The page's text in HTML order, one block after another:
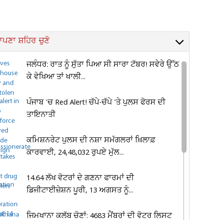
ਸ਼ਹਿਰ ਚੁਣੋ
ਜਲੰਧਰ: ਰਾਤ ਨੂੰ ਸੁੱਤਾ ਪਿਆ ਸੀ ਸਾਰਾ ਟੱਬਰ! ਸਵੇਰੇ ਉੱਠ
ਕੇ ਵੇਖਿਆ ਤਾਂ ਖਾਲੀ...
ਪੰਜਾਬ 'ਚ Red Alert! ਚੱਪੇ-ਚੱਪੇ 'ਤੇ ਪੁਲਸ ਫੋਰਸ ਦੀ
ਤਾਇਨਾਤੀ
ਕਮਿਸ਼ਨਰੇਟ ਪੁਲਸ ਦੀ ਨਸ਼ਾ ਸਮੱਗਲਰਾਂ ਖ਼ਿਲਾਫ਼
ਕਾਰਵਾਈ, 24,48,032 ਰੁਪਏ ਮੁੱਲ...
14.64 ਲੱਖ ਵੋਟਰਾਂ ਦੇ ਗਣਨਾ ਫਾਰਮਾਂ ਦੀ
ਡਿਜੀਟਾਈਜ਼ੇਸ਼ਨ ਪੂਰੀ, 13 ਅਗਸਤ ਨੂੰ...
ਜਿਮਖਾਨਾ ਕਲੱਬ ਚੋਣਾਂ: 4683 ਮੈਂਬਰਾਂ ਦੀ ਵੋਟਰ ਲਿਸਟ